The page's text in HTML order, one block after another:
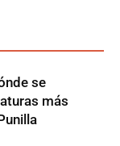
se
más